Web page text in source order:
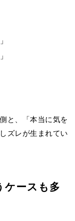
と、「本当に気を
ズレが生まれてい
ケースも多